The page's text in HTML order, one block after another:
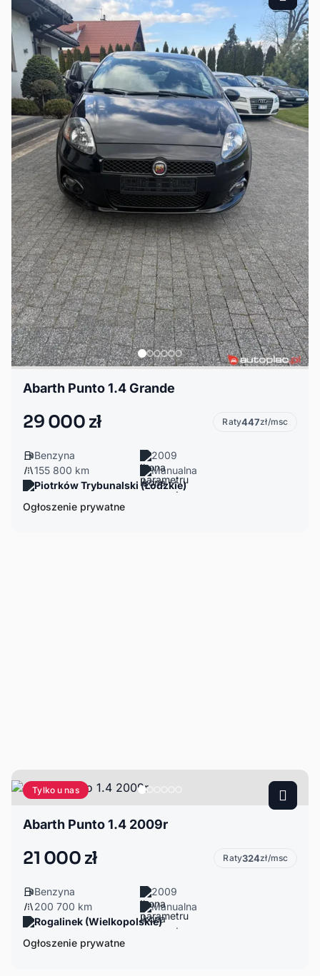
Abarth Punto 1.4 Grande
29 000 zł Raty447zł/msc
Benzyna
2009
155 800 km
Manualna
Piotrków Trybunalski (Łódzkie)
Ogłoszenie prywatne
Tylko u nas
Abarth Punto 1.4 2009r
21 000 zł Raty324zł/msc
Benzyna
2009
200 700 km
Manualna
Rogalinek (Wielkopolskie)
Ogłoszenie prywatne